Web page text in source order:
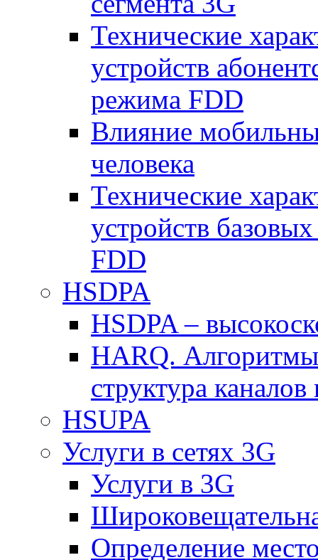
Технические
устройств
режима FDD
Влияние
человека
Технические
устройств
FDD
HSDPA
HSDPA –
HARQ.
структура
HSUPA
Услуги в сетях 3G
Услуги в 3G
Определение